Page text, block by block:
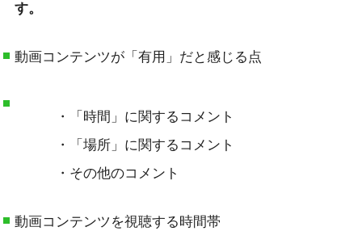
す。
動画コンテンツが「有用」だと感じる点
・「時間」に関するコメント
・「場所」に関するコメント
・その他のコメント
動画コンテンツを視聴する時間帯